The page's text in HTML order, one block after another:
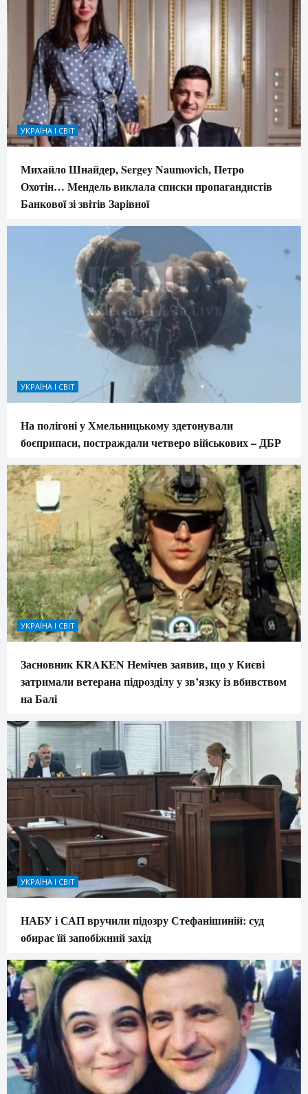
УКРАЇНА І СВІТ
Михайло Шнайдер, Sergey Naumovich, Петро
Охотін… Мендель виклала списки пропагандистів
Банкової зі звітів Зарівної
УКРАЇНА І СВІТ
На полігоні у Хмельницькому здетонували
боєприпаси, постраждали четверо військових – ДБР
УКРАЇНА І СВІТ
Засновник KRAKEN Немічев заявив, що у Києві
затримали ветерана підрозділу у зв’язку із вбивством
на Балі
УКРАЇНА І СВІТ
НАБУ і САП вручили підозру Стефанішиній: суд
обирає їй запобіжний захід